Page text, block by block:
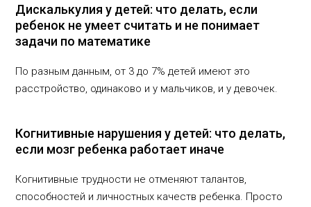
Дискалькулия у детей: что делать, если
ребенок не умеет считать и не понимает
задачи по математике
По разным данным, от 3 до 7% детей имеют это
расстройство, одинаково и у мальчиков, и у девочек.
Когнитивные нарушения у детей: что делать,
если мозг ребенка работает иначе
Когнитивные трудности не отменяют талантов,
способностей и личностных качеств ребенка. Просто